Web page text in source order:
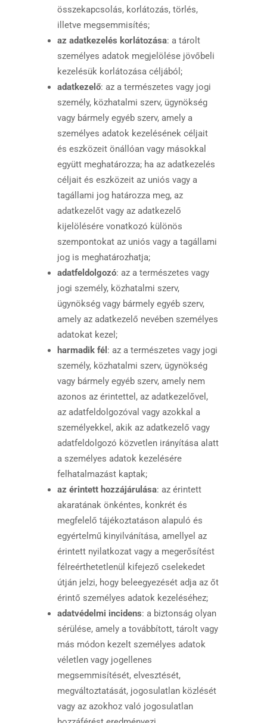
összekapcsolás, korlátozás, törlés,
illetve megsemmisítés;
az adatkezelés korlátozása: a tárolt
személyes adatok megjelölése jövőbeli
kezelésük korlátozása céljából;
adatkezelő: az a természetes vagy jogi
személy, közhatalmi szerv, ügynökség
vagy bármely egyéb szerv, amely a
személyes adatok kezelésének céljait
és eszközeit önállóan vagy másokkal
együtt meghatározza; ha az adatkezelés
céljait és eszközeit az uniós vagy a
tagállami jog határozza meg, az
adatkezelőt vagy az adatkezelő
kijelölésére vonatkozó különös
szempontokat az uniós vagy a tagállami
jog is meghatározhatja;
adatfeldolgozó: az a természetes vagy
jogi személy, közhatalmi szerv,
ügynökség vagy bármely egyéb szerv,
amely az adatkezelő nevében személyes
adatokat kezel;
harmadik fél : az a természetes vagy jogi
személy, közhatalmi szerv, ügynökség
vagy bármely egyéb szerv, amely nem
azonos az érintettel, az adatkezelővel,
az adatfeldolgozóval vagy azokkal a
személyekkel, akik az adatkezelő vagy
adatfeldolgozó közvetlen irányítása alatt
a személyes adatok kezelésére
felhatalmazást kaptak;
az érintett hozzájárulása: az érintett
akaratának önkéntes, konkrét és
megfelelő tájékoztatáson alapuló és
egyértelmű kinyilvánítása, amellyel az
érintett nyilatkozat vagy a megerősítést
félreérthetetlenül kifejező cselekedet
útján jelzi, hogy beleegyezését adja az őt
érintő személyes adatok kezeléséhez;
adatvédelmi incidens: a biztonság olyan
sérülése, amely a továbbított, tárolt vagy
más módon kezelt személyes adatok
véletlen vagy jogellenes
megsemmisítését, elvesztését,
megváltoztatását, jogosulatlan közlését
vagy az azokhoz való jogosulatlan